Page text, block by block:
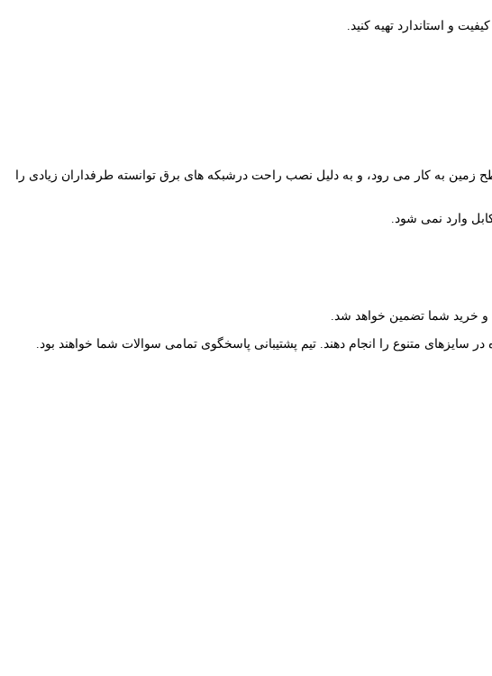
و استاندارد تهیه کنید.
زمین به کار می رود، و به دلیل نصب راحت درشبکه های برق توانسته طرفداران زیادی را
وارد نمی شود.
و خرید شما تضمین خواهد شد.
متنوع را انجام دهند. تیم پشتیبانی پاسخگوی تمامی سوالات شما خواهند بود.